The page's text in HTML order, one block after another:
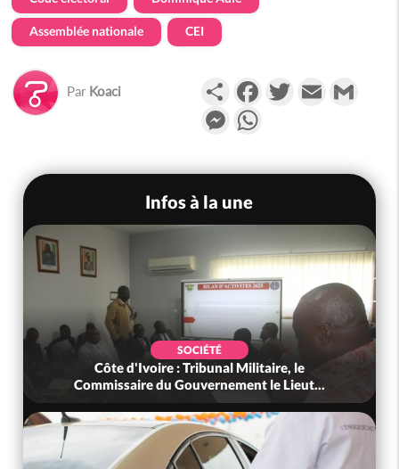
Assemblée nationale CEI
Par Koaci PartagerFacebookTwitterEmail
Messenger
Infos à la une
SOCIÉTÉ
Côte d'Ivoire : Tribunal Militaire, le
Commissaire du Gouvernement le Lieut...